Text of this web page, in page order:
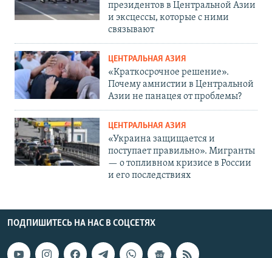
президентов в Центральной Азии
и эксцессы, которые с ними
связывают
ЦЕНТРАЛЬНАЯ АЗИЯ
«Краткосрочное решение».
Почему амнистии в Центральной
Азии не панацея от проблемы?
ЦЕНТРАЛЬНАЯ АЗИЯ
«Украина защищается и
поступает правильно». Мигранты
— о топливном кризисе в России
и его последствиях
ПОДПИШИТЕСЬ НА НАС В СОЦСЕТЯХ